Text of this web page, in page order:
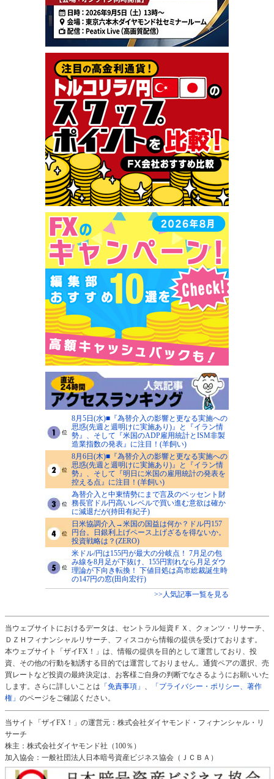
8月5日(水)■『為替介入の影響と更なる実施への
思惑(先週と週明けに実施あり)』と『イラン情
勢』、そして『米国のADP雇用統計とISM非製
造業指数の発表』に注目！(羊飼い)
8月6日(木)■『為替介入の影響と更なる実施への
思惑(先週と週明けに実施あり)』と『イラン情
勢』、そして『明日に米国の雇用統計の発表を
控える点』に注目！(羊飼い)
為替介入と中東情勢にまで言及のベッセント財
務長官ドル円高いレベルで買い進む意欲は確か
に減退だが(持田有紀子)
日米協調介入→米国の国益は何か？ドル円157
円台。日銀利上げペース上げざるを得ないか。
投資戦略は？(ZERO)
米ドル/円は155円が最大の分岐点！ 7月足の包
み線を8月足が下抜け、155円割れなら月足ダウ
理論が下向き転換！ 下値目処は高市総裁誕生時
の147円の窓(田向宏行)
>>人気記事一覧を見る
当ウェブサイトにおけるデータは、セントラル短資ＦＸ、クォンツ・リサーチ、
ＤＺＨフィナンシャルリサーチ、フィスコから情報の提供を受けております。
本ウェブサイト「ザイFX！」は、情報の提供を目的として運営しており、投
資、その他の行動を勧誘する目的では運営しておりません。通貨ペアの選択、売
買レートなど投資の最終決定は、お客様ご自身の判断でなさるようにお願いいた
します。さらに詳しいことは 「免責事項」 、
「プライバシー・ポリシー、著作
権」 のページをご確認ください。
当サイト「ザイFX！」の運営元：株式会社ダイヤモンド・フィナンシャル・リ
サーチ
株主：株式会社ダイヤモンド社（100％）
加入協会：一般社団法人日本暗号資産ビジネス協会（ＪＣＢＡ）